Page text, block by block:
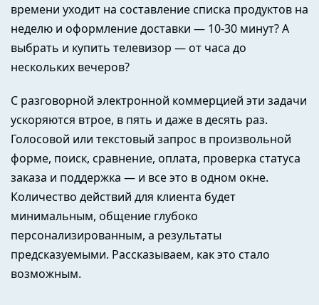
времени уходит на составление списка продуктов на
неделю и оформление доставки — 10-30 минут? А
выбрать и купить телевизор — от часа до
нескольких вечеров?
С разговорной электронной коммерцией эти задачи
ускоряются втрое, в пять и даже в десять раз.
Голосовой или текстовый запрос в произвольной
форме, поиск, сравнение, оплата, проверка статуса
заказа и поддержка — и все это в одном окне.
Количество действий для клиента будет
минимальным, общение глубоко
персонализированным, а результаты
предсказуемыми. Рассказываем, как это стало
возможным.